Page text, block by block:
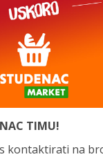
TIMU!
kontaktirati na